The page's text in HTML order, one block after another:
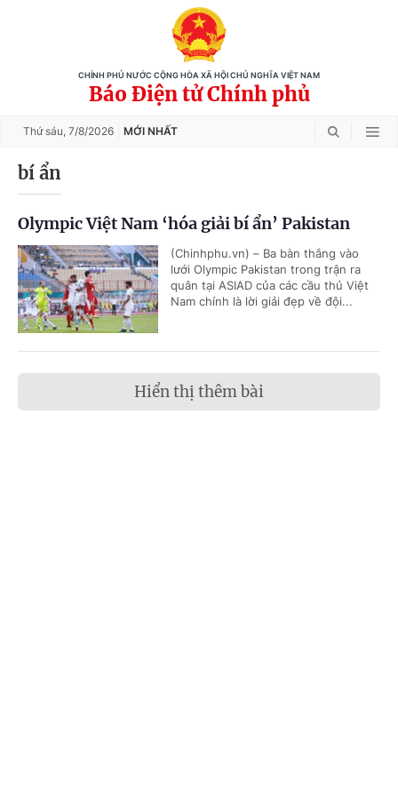
CHÍNH PHỦ NƯỚC CỘNG HÒA XÃ HỘI CHỦ NGHĨA VIỆT NAM
Báo Điện tử Chính phủ
Thứ sáu, 7/8/2026 MỚI NHẤT
bí ẩn
Olympic Việt Nam ‘hóa giải bí ẩn’ Pakistan
(Chinhphu.vn) – Ba bàn thắng vào
lưới Olympic Pakistan trong trận ra
quân tại ASIAD của các cầu thủ Việt
Nam chính là lời giải đẹp về đội...
Hiển thị thêm bài